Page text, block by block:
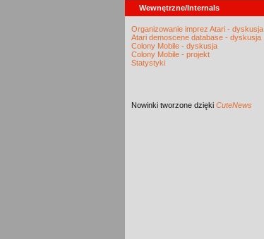
Wewnętrzne/Internals
Organizowanie imprez Atari - dyskusja
Atari demoscene database - dyskusja
Colony Mobile - dyskusja
Colony Mobile - projekt
Statystyki
Nowinki tworzone dzięki CuteNews